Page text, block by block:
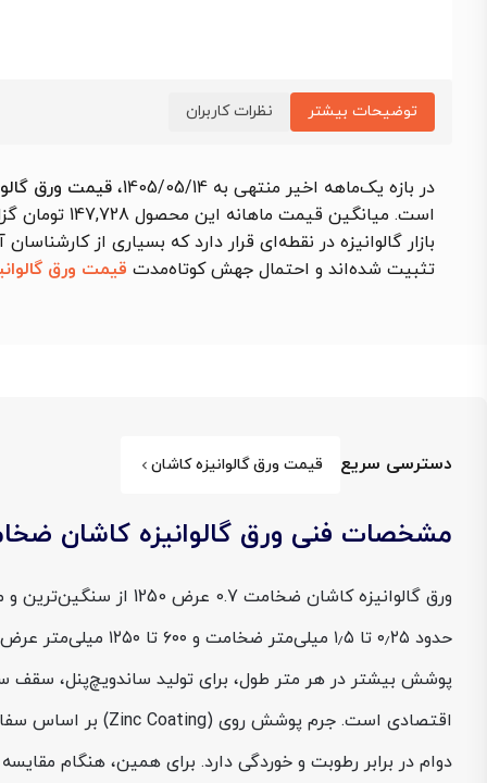
توضیحات بیشتر نظرات کاربران
در بازه یک‌ماهه اخیر منتهی به 1405/05/14، قیمت ورق
است. میانگین قیمت ماهانه این محصول 147,728 تومان گزارش شد که نسبت به بازه مشابه قبلی
بازار گالوانیزه در نقطه‌ای قرار دارد که بسیاری از
تثبیت شده‌اند و احتمال جهش کوتاه‌مدت قیمت ورق
دسترسی سریع قیمت ورق گالوانیزه کاشان
مشخصات فنی ورق گالوانیزه کاشان ضخامت 0.7 عرض
ورق گالوانیزه
پوشش بیشتر در هر متر طول، برای تولید ساندویچ‌پنل، سقف
دوام در برابر رطوبت و خوردگی دارد. برای همین، هنگام